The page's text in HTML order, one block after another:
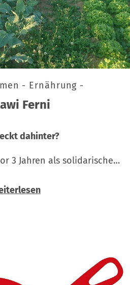
- Ernährung -
Ferni
dahinter?
3 Jahren als solidarische…